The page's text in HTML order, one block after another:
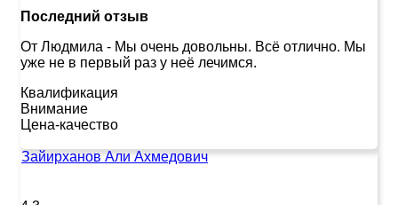
Последний отзыв
От Людмила - Мы очень довольны. Всё отлично. Мы
уже не в первый раз у неё лечимся.
Квалификация
Внимание
Цена-качество
Зайирханов Али Ахмедович